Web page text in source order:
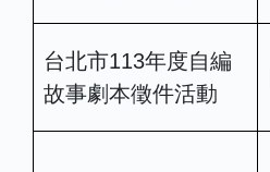
台北市113年度自編
故事劇本徵件活動